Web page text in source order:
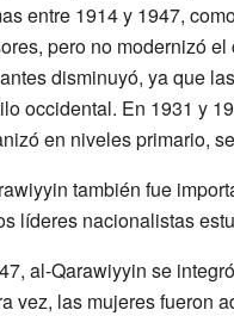
entre 1914 y 1947,
pero no modernizó
disminuyó, ya que
occidental. En 1931 y
en niveles primario,
también fue
líderes nacionalistas
al-Qarawiyyin se
vez, las mujeres fueron